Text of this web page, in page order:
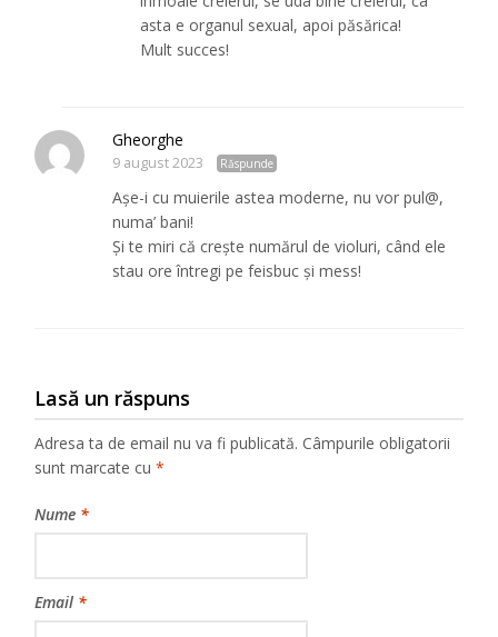
asta e organul sexual, apoi păsărica!
Mult succes!
Gheorghe
9 august 2023 Răspunde
Așe-i cu muierile astea moderne, nu vor pul@,
numa’ bani!
Și te miri că crește numărul de violuri, când ele
stau ore întregi pe feisbuc și mess!
Lasă un răspuns
Adresa ta de email nu va fi publicată. Câmpurile obligatorii
sunt marcate cu*
Nume *
Email *